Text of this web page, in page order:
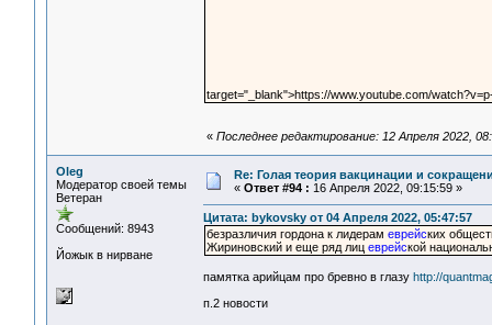
target="_blank">https://www.youtube.com/
« Последнее редактирование: 12 Апреля 2022,
Oleg
Модератор своей темы
Ветеран
Сообщений: 8943
Йожык в нирване
Re: Голая теория вакцинации и
« Ответ #94 : 16 Апреля 2022, 09:15:59 »
Цитата: bykovsky от 04 Апреля 2022, 05:47:57
безразличия гордона к лидерам еврейских
Жириновский и еще ряд лиц еврейской
памятка арийцам про бревно в глазу http://
п.2 новости